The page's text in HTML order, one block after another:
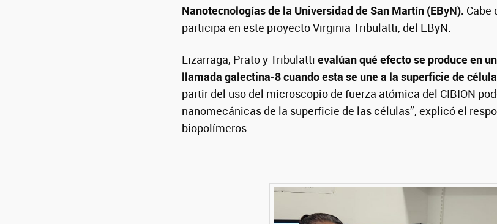
Nanotecnologías de la Universidad de San Martín (EByN). Cabe
participa en este proyecto Virginia Tribulatti, del EByN.
Lizarraga, Prato y Tribulatti evalúan qué efecto se produce en
llamada galectina-8 cuando esta se une a la superficie de
partir del uso del microscopio de fuerza atómica del CIBION
nanomecánicas de la superficie de las células”, explicó el
biopolímeros.